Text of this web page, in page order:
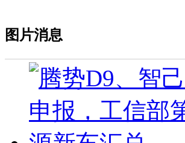
图片消息